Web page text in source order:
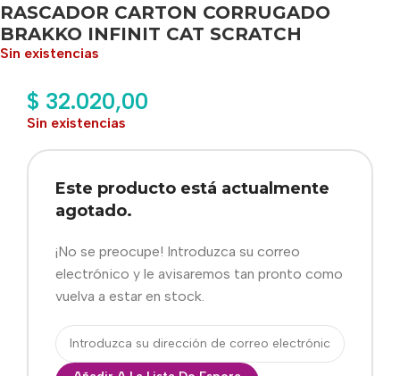
RASCADOR CARTON CORRUGADO
BRAKKO INFINIT CAT SCRATCH
Sin existencias
$ 32.020,00
Sin existencias
Este producto está actualmente
agotado.
¡No se preocupe! Introduzca su correo
electrónico y le avisaremos tan pronto como
vuelva a estar en stock.